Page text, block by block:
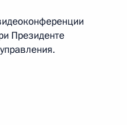
Президенте